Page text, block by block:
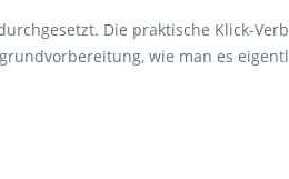
Die praktische Klick-
wie man es